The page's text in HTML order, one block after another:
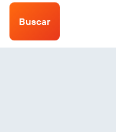
Buscar